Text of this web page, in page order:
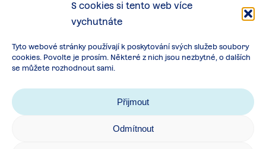
S cookies si tento web více
vychutnáte
Tyto webové stránky používají k poskytování svých služeb soubory
cookies. Povolte je prosím. Některé z nich jsou nezbytné, o dalších
se můžete rozhodnout sami.
Přijmout
Odmítnout